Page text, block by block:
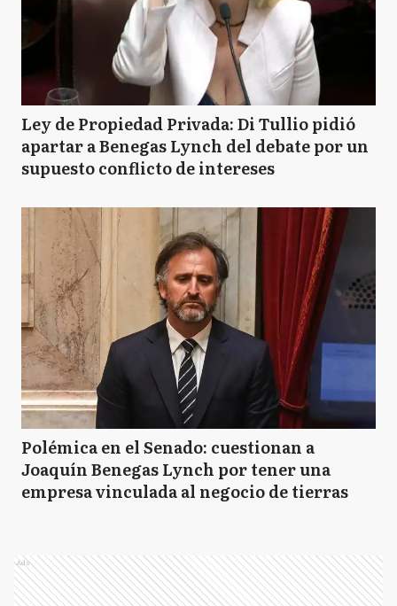
Ley de Propiedad Privada: Di Tullio pidió
apartar a Benegas Lynch del debate por un
supuesto conflicto de intereses
Polémica en el Senado: cuestionan a
Joaquín Benegas Lynch por tener una
empresa vinculada al negocio de tierras
Ads